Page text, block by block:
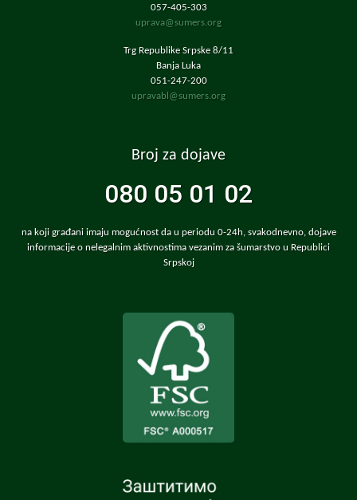
057-405-303
uprava@sumers.org
Trg Republike Srpske 8/11
Banja Luka
051-247-200
upravabl@sumers.org
Broj za dojave
080 05 01 02
na koji građani imaju mogućnost da u periodu 0-24h, svakodnevno, dojave
informacije o nelegalnim aktivnostima vezanim za šumarstvo u Republici
Srpskoj